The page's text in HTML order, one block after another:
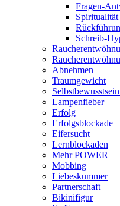
Fragen-
Spiritualität
Schreib-
Abnehmen
Traumgewicht
Lampenfieber
Erfolg
Erfolgsblockade
Eifersucht
Lernblockaden
Mehr POWER
Mobbing
Liebeskummer
Partnerschaft
Bikinifigur